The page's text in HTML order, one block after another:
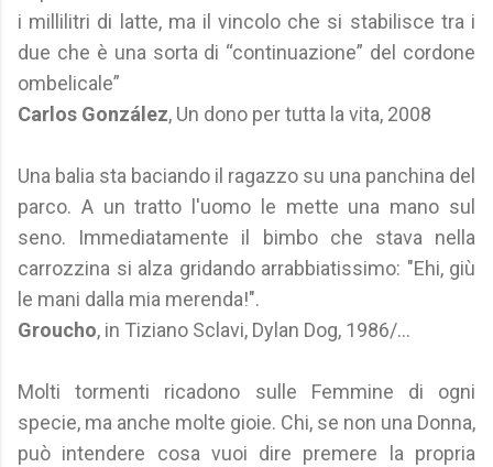
i millilitri di latte, ma il vincolo che si stabilisce tra i
due che è una sorta di “continuazione” del cordone
ombelicale”
Carlos González, Un dono per tutta la vita, 2008
Una balia sta baciando il ragazzo su una panchina del
parco. A un tratto l'uomo le mette una mano sul
seno. Immediatamente il bimbo che stava nella
carrozzina si alza gridando arrabbiatissimo: "Ehi, giù
le mani dalla mia merenda!".
Groucho, in Tiziano Sclavi, Dylan Dog, 1986/...
Molti tormenti ricadono sulle Femmine di ogni
specie, ma anche molte gioie. Chi, se non una Donna,
può intendere cosa vuoi dire premere la propria